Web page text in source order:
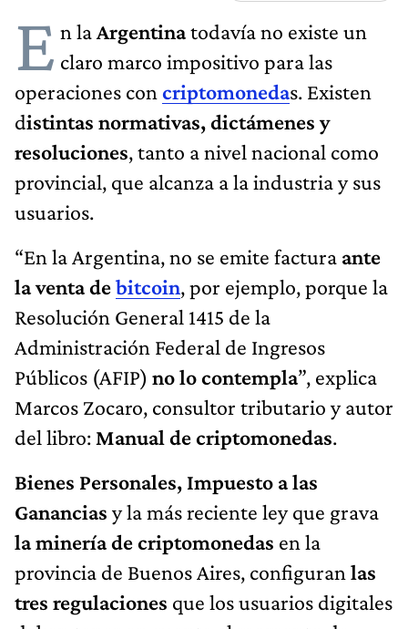
E n laArgentinatodavía no existe un
claro marco impositivo para las
operaciones con criptomonedas. Existen
distintas normativas, dictámenes y
resoluciones, tanto a nivel nacional como
provincial, que alcanza a la industria y sus
usuarios.
“En la Argentina, no se emite factura ante
la venta debitcoin, por ejemplo, porque la
Resolución General 1415 de la
Administración Federal de Ingresos
Públicos (AFIP) no lo contempla”, explica
Marcos Zocaro, consultor tributario y autor
del libro: Manual de criptomonedas.
Bienes Personales, Impuesto a las
Ganancias y la más reciente ley que grava
la minería de criptomonedas en la
provincia de Buenos Aires, configuran las
tres regulaciones que los usuarios digitales